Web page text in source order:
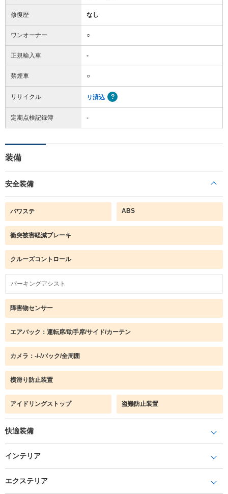
修復歴 なし
ワンオーナー ○
正規輸入車 -
禁煙車 ○
リサイクル リ済込
定期点検記録簿 -
装備
安全装備
パワステ ABS
衝突被害軽減ブレーキ
クルーズコントロール
パーキングアシスト
障害物センサー
エアバック：運転席/助手席/サイド/カーテン
カメラ：-/-/バック/全周囲
横滑り防止装置
アイドリングストップ 盗難防止装置
快適装備
インテリア
エクステリア